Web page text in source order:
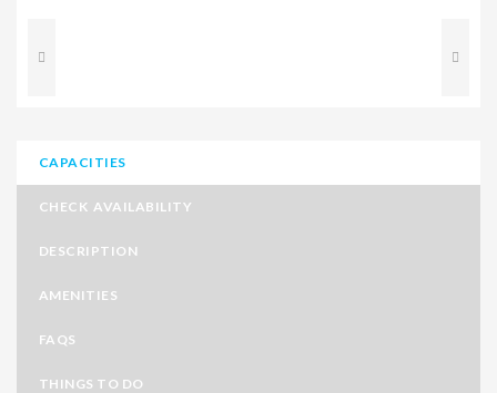
CAPACITIES
CHECK AVAILABILITY
DESCRIPTION
AMENITIES
FAQS
THINGS TO DO